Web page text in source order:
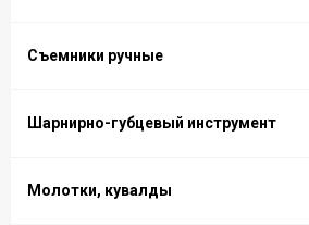
Съемники ручные
Шарнирно-губцевый инструмент
Молотки, кувалды